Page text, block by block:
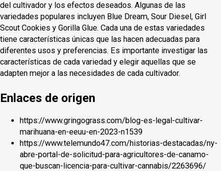
del cultivador y los efectos deseados. Algunas de las
variedades populares incluyen Blue Dream, Sour Diesel, Girl
Scout Cookies y Gorilla Glue. Cada una de estas variedades
tiene características únicas que las hacen adecuadas para
diferentes usos y preferencias. Es importante investigar las
características de cada variedad y elegir aquellas que se
adapten mejor a las necesidades de cada cultivador.
Enlaces de origen
https://www.gringograss.com/blog-es-legal-cultivar-
marihuana-en-eeuu-en-2023-n1539
https://www.telemundo47.com/historias-destacadas/ny-
abre-portal-de-solicitud-para-agricultores-de-canamo-
que-buscan-licencia-para-cultivar-cannabis/2263696/